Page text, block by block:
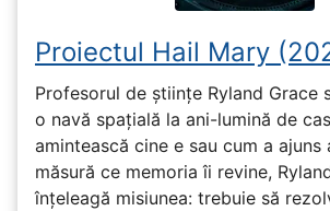
Proiectul Hail Mary
Profesorul de științe Ryland Grace
o navă spațială la ani-lumină de
amintească cine e sau cum a ajuns
măsură ce memoria îi revine,
înțeleagă misiunea: trebuie să